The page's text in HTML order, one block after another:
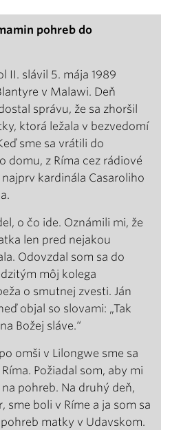
pohreb do
II. slávil 5. mája 1989
v Malawi. Deň
správu, že sa zhoršil
ktorá ležala v bezvedomí
sme sa vrátili do
domu, z Ríma cez rádiové
kardinála Casaroliho
o čo ide. Oznámili mi, že
len pred nejakou
Odovzdal som sa do
môj kolega
o smutnej zvesti. Ján
objal so slovami: „Tak
Božej sláve.“
omši v Lilongwe sme sa
Požiadal som, aby mi
pohreb. Na druhý deň,
sme boli v Ríme a ja som sa
matky v Udavskom.